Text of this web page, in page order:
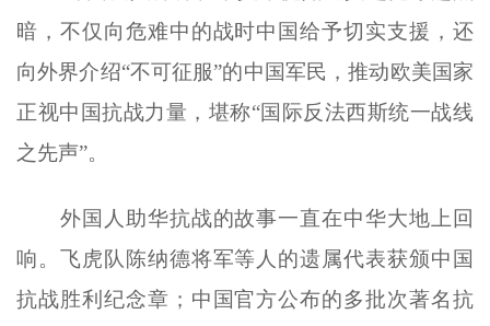
暗，不仅向危难中的战时中国给予切实支援，还
向外界介绍“不可征服”的中国军民，推动欧美国家
正视中国抗战力量，堪称“国际反法西斯统一战线
之先声”。
外国人助华抗战的故事一直在中华大地上回
响。飞虎队陈纳德将军等人的遗属代表获颁中国
抗战胜利纪念章；中国官方公布的多批次著名抗